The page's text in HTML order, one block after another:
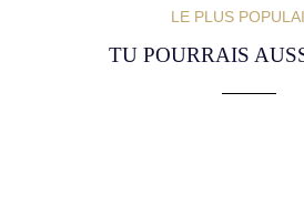
LE PLUS
TU POURRAIS